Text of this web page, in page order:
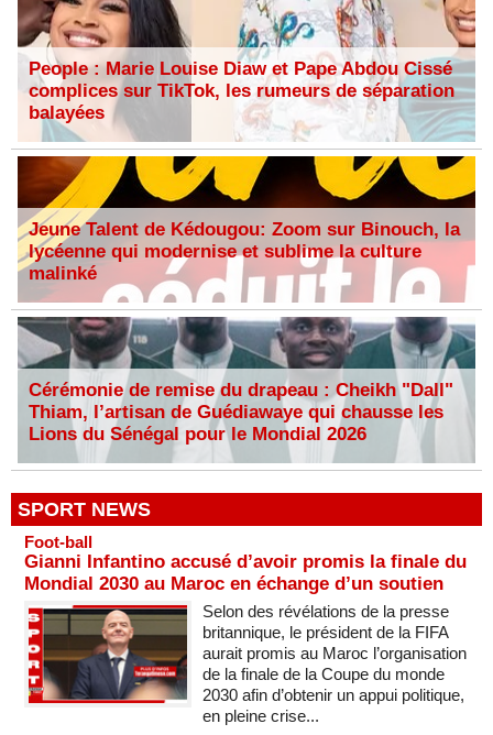
People : Marie Louise Diaw et Pape Abdou Cissé
complices sur TikTok, les rumeurs de séparation
balayées
Jeune Talent de Kédougou: Zoom sur Binouch, la
lycéenne qui modernise et sublime la culture
malinké
Cérémonie de remise du drapeau : Cheikh "Dall"
Thiam, l’artisan de Guédiawaye qui chausse les
Lions du Sénégal pour le Mondial 2026
SPORT NEWS
Foot-ball
Gianni Infantino accusé d’avoir promis la finale du
Mondial 2030 au Maroc en échange d’un soutien
Selon des révélations de la presse
britannique, le président de la FIFA
aurait promis au Maroc l’organisation
de la finale de la Coupe du monde
2030 afin d’obtenir un appui politique,
en pleine crise...